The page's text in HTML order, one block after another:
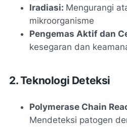
Iradiasi: Mengurangi
mikroorganisme
Pengemas Aktif dan
kesegaran dan
2. Teknologi Deteksi
Polymerase Chain
Mendeteksi patogen